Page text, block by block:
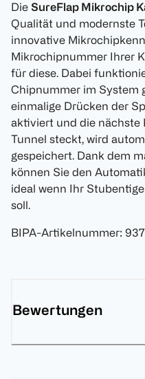
Die SureFlap Mikrochip
Qualität und modernste
innovative
Mikrochipnummer Ihrer
für diese. Dabei
Chipnummer im System
einmalige Drücken der
aktiviert und die nächste
Tunnel steckt, wird
gespeichert. Dank dem
können Sie den
ideal wenn Ihr
soll.
BIPA-Artikelnummer:
Bewertungen